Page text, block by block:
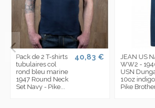
Pack de 2 T-shirts
tubulaires col
rond bleu marine
1947 Round Neck
Set Navy - Pike...
40,83 €
JEAN US
WW2 -
USN
10oz
Pike